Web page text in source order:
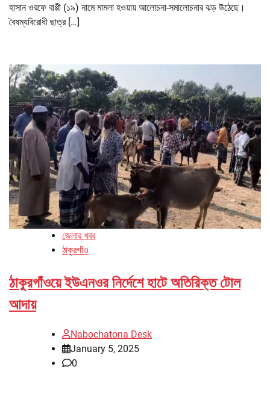
হাসান ওরফে বাপ্পী (১৯) নামে মামলা হওয়ায় আলোচনা-সমালোচনার ঝড় উঠেছে।
বৈষম্যবিরোধী ছাত্র […]
জেলার খবর
ঠাকুরগাঁও
ঠাকুরগাঁওয়ে ইউএনওর নির্দেশে হাটে অতিরিক্ত টোল
আদায়
Nabochatona Desk
January 5, 2025
0